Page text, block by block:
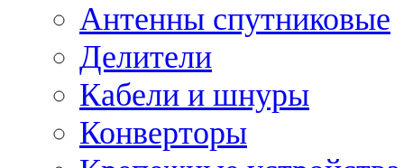
Антенны спутниковые
Делители
Кабели и шнуры
Конверторы